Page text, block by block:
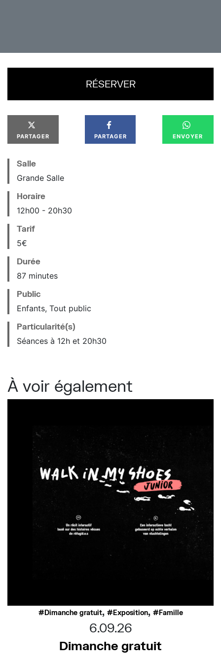
RÉSERVER
PARTAGER PARTAGER ENVOYER
Salle
Grande Salle
Horaire
12h00 20h30
Tarif
5€
Durée
87 minutes
Public
Enfants, Tout public
Particularité(s)
Séances à 12h et 20h30
À voir également
Dimanche gratuit, Exposition, Famille
6.09.26
Dimanche gratuit